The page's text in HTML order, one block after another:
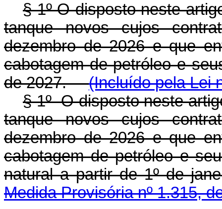
§ 1º O disposto neste
tanque novos cujos
dezembro de 2026 e que
cabotagem de petróleo e
de 2027.(Incluído pela Lei
§ 1º O disposto neste
tanque novos cujos
dezembro de 2026 e que
cabotagem de petróleo e
natural a partir de 1º de
Medida Provisória nº 1.315,